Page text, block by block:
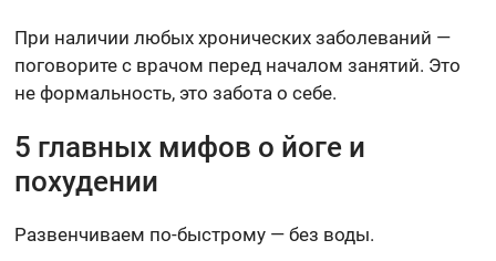
При наличии любых хронических заболеваний —
поговорите с врачом перед началом занятий. Это
не формальность, это забота о себе.
5 главных мифов о йоге и
похудении
Развенчиваем по-быстрому — без воды.